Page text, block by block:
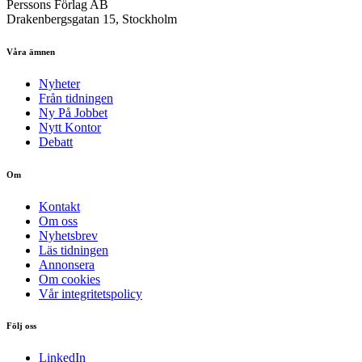
Perssons Förlag AB
Drakenbergsgatan 15, Stockholm
Våra ämnen
Nyheter
Från tidningen
Ny På Jobbet
Nytt Kontor
Debatt
Om
Kontakt
Om oss
Nyhetsbrev
Läs tidningen
Annonsera
Om cookies
Vår integritetspolicy
Följ oss
LinkedIn